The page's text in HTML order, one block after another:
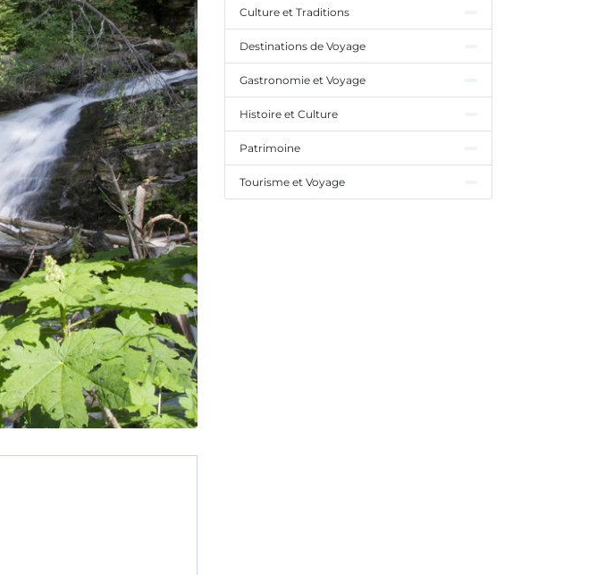
Culture et Traditions
Destinations de Voyage
Gastronomie et Voyage
Histoire et Culture
Patrimoine
Tourisme et Voyage